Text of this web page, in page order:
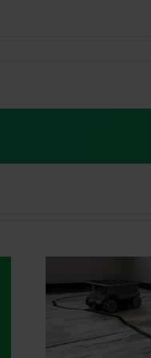
Die
gestalten